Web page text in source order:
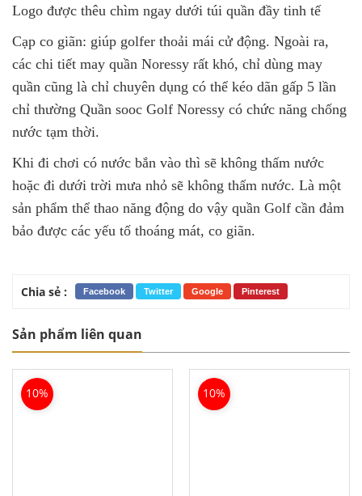
Logo được thêu chìm ngay dưới túi quần đầy tinh tế
Cạp co giãn: giúp golfer thoải mái cử động. Ngoài ra,
các chi tiết may quần Noressy rất khó, chỉ dùng may
quần cũng là chỉ chuyên dụng có thể kéo dãn gấp 5 lần
chỉ thường Quần sooc Golf Noressy có chức năng chống
nước tạm thời.
Khi đi chơi có nước bắn vào thì sẽ không thấm nước
hoặc đi dưới trời mưa nhỏ sẽ không thấm nước. Là một
sản phẩm thể thao năng động do vậy quần Golf cần đảm
bảo được các yếu tố thoáng mát, co giãn.
Chia sẻ : Facebook Twitter Google Pinterest
Sản phẩm liên quan
10% 10%